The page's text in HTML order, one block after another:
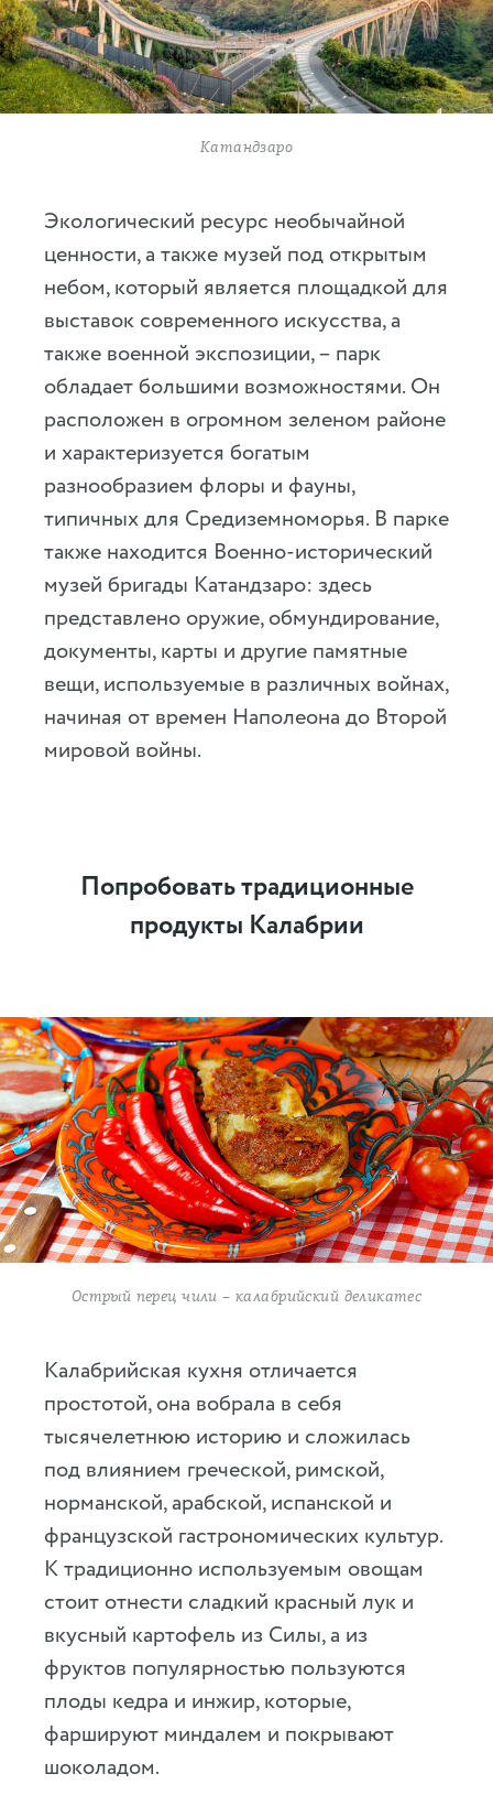
Катандзаро
Экологический ресурс необычайной
ценности, а также музей под открытым
небом, который является площадкой для
выставок современного искусства, а
также военной экспозиции, – парк
обладает большими возможностями. Он
расположен в огромном зеленом районе
и характеризуется богатым
разнообразием флоры и фауны,
типичных для Средиземноморья. В парке
также находится Военно-исторический
музей бригады Катандзаро: здесь
представлено оружие, обмундирование,
документы, карты и другие памятные
вещи, используемые в различных войнах,
начиная от времен Наполеона до Второй
мировой войны.
Попробовать традиционные
продукты Калабрии
Острый перец чили – калабрийский деликатес
Калабрийская кухня отличается
простотой, она вобрала в себя
тысячелетнюю историю и сложилась
под влиянием греческой, римской,
норманской, арабской, испанской и
французской гастрономических культур.
К традиционно используемым овощам
стоит отнести сладкий красный лук и
вкусный картофель из Силы, а из
фруктов популярностью пользуются
плоды кедра и инжир, которые,
фаршируют миндалем и покрывают
шоколадом.